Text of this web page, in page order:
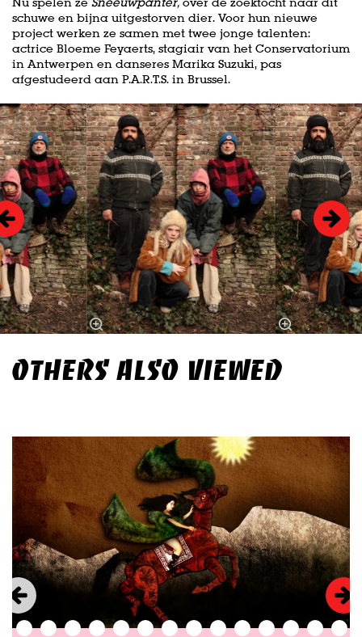
schuwe en bijna uitgestorven dier. Voor hun nieuwe
project werken ze samen met twee jonge talenten:
actrice Bloeme Feyaerts, stagiair van het Conservatorium
in Antwerpen en danseres Marika Suzuki, pas
afgestudeerd aan P.A.R.T.S. in Brussel.
Skip
OTHERS ALSO VIEWED